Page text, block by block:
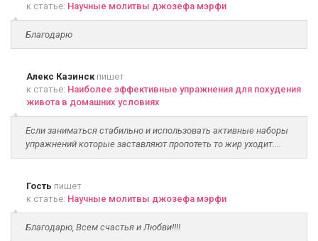
к статье: Научные молитвы джозефа мэрфи
Благодарю
Алекс Казинскпишет
к статье: Наиболее эффективные упражнения для похудения
живота в домашних условиях
Если заниматься стабильно и использовать активные наборы
упражнений которые заставляют пропотеть то жир уходит....
Гость пишет
к статье: Научные молитвы джозефа мэрфи
Благодарю, Всем счастья и Любви!!!!